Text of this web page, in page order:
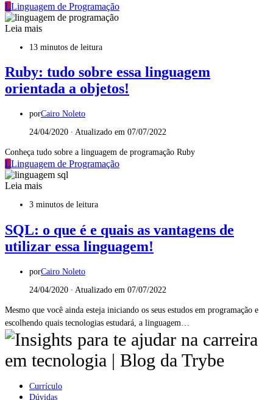
LLinguagem de Programação
Leia mais
13 minutos de leitura
Ruby: tudo sobre essa linguagem
orientada a objetos!
porCairo Noleto
24/04/2020 ∙ Atualizado em 07/07/2022
Conheça tudo sobre a linguagem de programação Ruby
LLinguagem de Programação
Leia mais
3 minutos de leitura
SQL: o que é e quais as vantagens de
utilizar essa linguagem!
porCairo Noleto
24/04/2020 ∙ Atualizado em 07/07/2022
Mesmo que você ainda esteja iniciando os seus estudos em programação e
escolhendo quais tecnologias estudará, a linguagem…
Currículo
Dúvidas